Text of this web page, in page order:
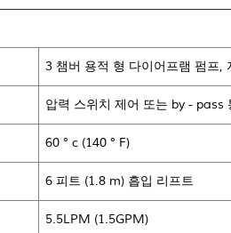
3 챔버 용적 형 다이어프램 펌프,
압력 스위치 제어 또는 by - pass
60 ° c (140 ° F)
6 피트 (1.8 m) 흡입 리프트
5.5LPM (1.5GPM)